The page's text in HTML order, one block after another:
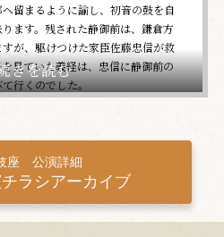
留まるように諭し、初音の鼓を自
ます。残された静御前は、鎌倉方
が、駆けつけた家臣佐藤忠信が救
見ていた義経は、忠信に静御前の
行くのでした。
じわらへいぞうほまれのいしき
座 公演詳細
ラシアーカイブ